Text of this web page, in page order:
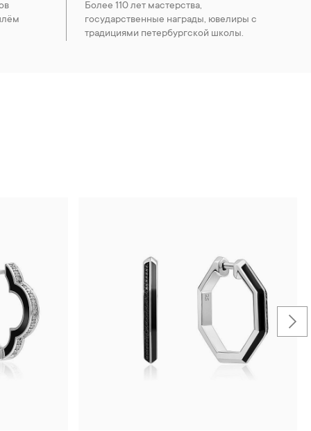
Более 110 лет мастерства,
государственные награды, ювелиры с
традициями петербургской школы.